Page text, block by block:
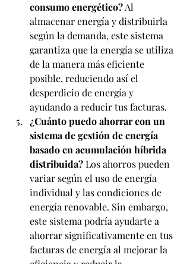
consumo energético? Al
almacenar energía y distribuirla
según la demanda, este sistema
garantiza que la energía se utiliza
de la manera más eficiente
posible, reduciendo así el
desperdicio de energía y
ayudando a reducir tus facturas.
¿Cuánto puedo ahorrar con un
sistema de gestión de energía
basado en acumulación híbrida
distribuida? Los ahorros pueden
variar según el uso de energía
individual y las condiciones de
energía renovable. Sin embargo,
este sistema podría ayudarte a
ahorrar significativamente en tus
facturas de energía al mejorar la